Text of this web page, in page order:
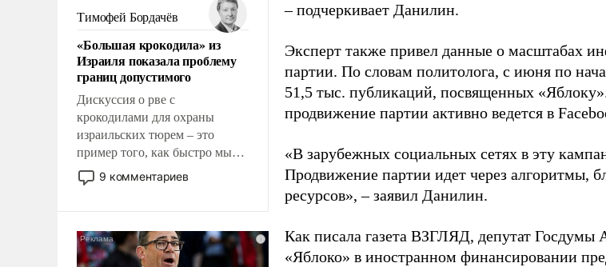
налогоплательщиков и где
Еревану за свои поступки не
нужно отвечать.
Тимофей Бордачёв
«Большая крокодила» из
Израиля показала проблему
границ допустимого
Дискуссия о рве с
крокодилами для охраны
израильских тюрем – это
пример того, как быстро мы
двигаемся по пути
революционных изменений.
псевдонаучной фантастики,
стало всерьез обсуждаемой
9 комментариев
– подчеркивает Данилин.
Эксперт также привел данные о масштабах
партии. По словам политолога, с июня по
51,5 тыс. публикаций, посвященных
продвижение партии активно ведется в
«В зарубежных социальных сетях в эту
Продвижение партии идет через алгоритмы,
ресурсов», – заявил Данилин.
Как писала газета ВЗГЛЯД, депутат Госдумы
«Яблоко» в иностранном финансировании